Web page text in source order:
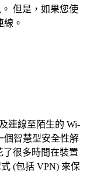
但是，如果您使
。
連線至陌生的 Wi-
個智慧型安全性解
了很多時間在裝置
(包括 VPN) 來保